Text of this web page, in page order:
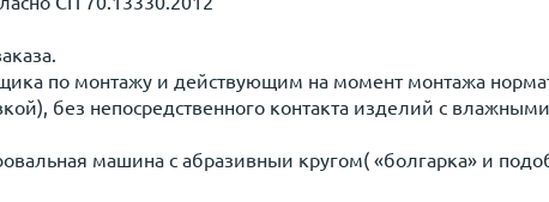
по монтажу и действующим на момент монтажа
без непосредственного контакта изделий с влажными
машина с абразивныи кругом( «болгарка» и